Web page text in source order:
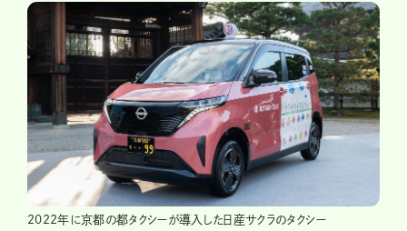
2022年に京都の都タクシーが導入した日産サクラのタクシー